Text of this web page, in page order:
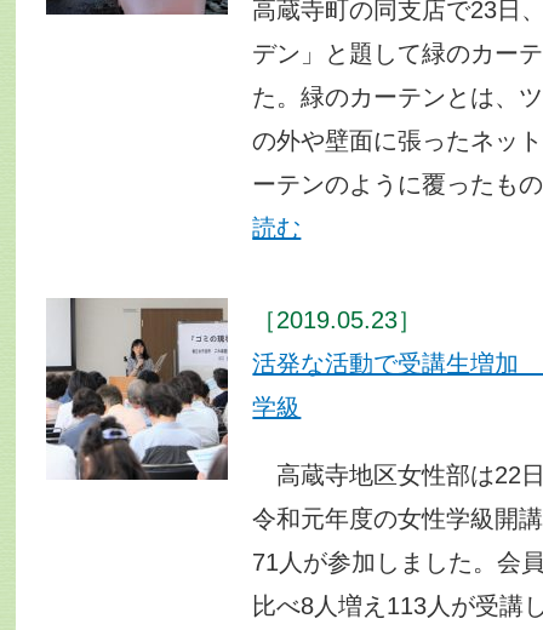
高蔵寺町の同支店で23日
デン」と題して緑のカー
た。緑のカーテンとは、
の外や壁面に張ったネッ
ーテンのように覆ったも
読む
［2019.05.23］
活発な活動で受講生増加
学級
高蔵寺地区女性部は22
令和元年度の女性学級開
71人が参加しました。会
比べ8人増え113人が受